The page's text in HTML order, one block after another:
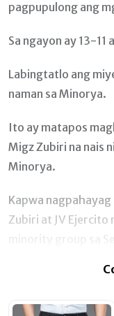
pagpupulong ang
Sa ngayon ay 13-11
Labingtatlo ang
naman sa Minorya.
Ito ay matapos
Migz Zubiri na nais
Minorya.
Kapwa
Zubiri at JV Ejercito
minority group sa